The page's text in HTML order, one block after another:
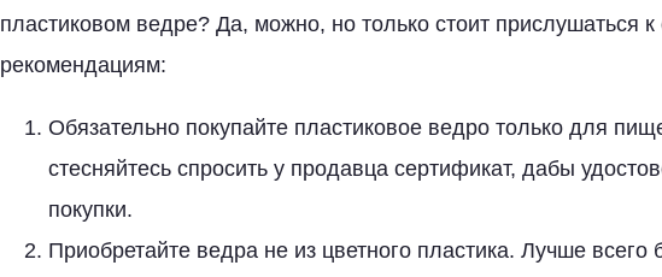
пластиковом ведре? Да, можно, но только стоит прислушаться
рекомендациям:
Обязательно покупайте пластиковое ведро только для
стесняйтесь спросить у продавца сертификат, дабы
покупки.
Приобретайте ведра не из цветного пластика. Лучше всего